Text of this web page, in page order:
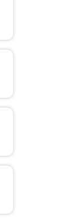
la imagen en red
educar
(18), 1-24.
Preliminares y
Guber Rosana.